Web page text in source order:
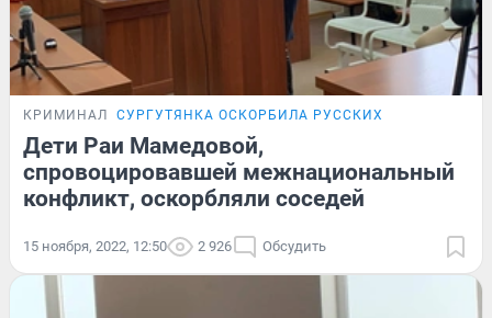
КРИМИНАЛ СУРГУТЯНКА ОСКОРБИЛА РУССКИХ
Дети Раи Мамедовой,
спровоцировавшей межнациональный
конфликт, оскорбляли соседей
15 ноября, 2022, 12:50 2 926 Обсудить